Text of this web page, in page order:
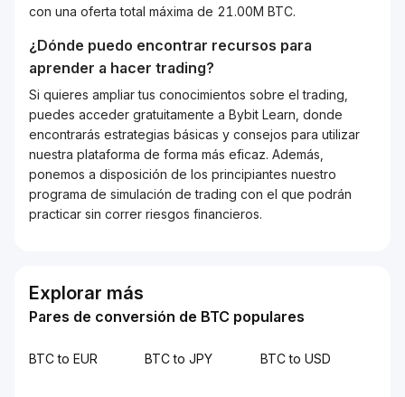
con una oferta total máxima de 21.00M BTC.
¿Dónde puedo encontrar recursos para
aprender a hacer trading?
Si quieres ampliar tus conocimientos sobre el trading,
puedes acceder gratuitamente a Bybit Learn, donde
encontrarás estrategias básicas y consejos para utilizar
nuestra plataforma de forma más eficaz. Además,
ponemos a disposición de los principiantes nuestro
programa de simulación de trading con el que podrán
practicar sin correr riesgos financieros.
Explorar más
Pares de conversión de BTC populares
BTC to EUR BTC to JPY BTC to USD